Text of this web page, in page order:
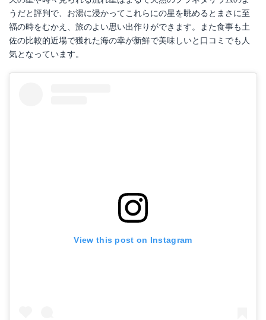
うだと評判で、お湯に浸かってこれらにの星を眺めるとまさに至
福の時をむかえ、旅のよい思い出作りができます。また食事も土
佐の比較的近場で獲れた海の幸が新鮮で美味しいと口コミでも人
気となっています。
View this post on Instagram